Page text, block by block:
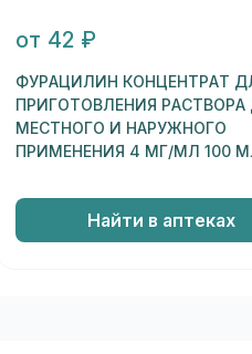
от 42 ₽
ФУРАЦИЛИН КОНЦЕНТРАТ
ПРИГОТОВЛЕНИЯ РАСТВОРА
МЕСТНОГО И НАРУЖНОГО
ПРИМЕНЕНИЯ 4 МГ/МЛ 100
Найти в аптеках